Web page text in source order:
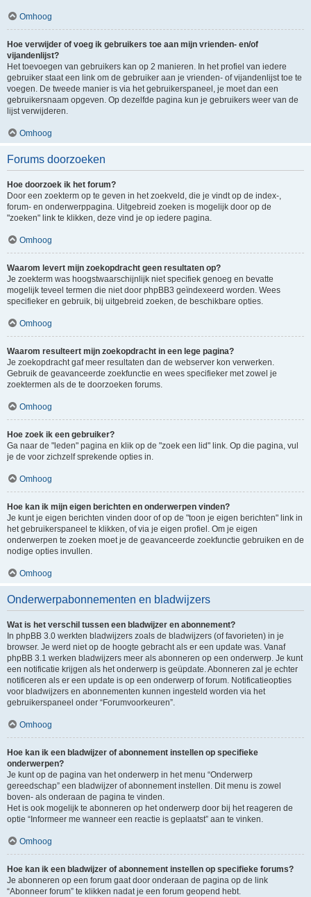
Omhoog
Hoe verwijder of voeg ik gebruikers toe aan mijn vrienden- en/of
vijandenlijst?
Het toevoegen van gebruikers kan op 2 manieren. In het profiel van iedere
gebruiker staat een link om de gebruiker aan je vrienden- of vijandenlijst toe te
voegen. De tweede manier is via het gebruikerspaneel, je moet dan een
gebruikersnaam opgeven. Op dezelfde pagina kun je gebruikers weer van de
lijst verwijderen.
Omhoog
Forums doorzoeken
Hoe doorzoek ik het forum?
Door een zoekterm op te geven in het zoekveld, die je vindt op de index-,
forum- en onderwerppagina. Uitgebreid zoeken is mogelijk door op de
"zoeken" link te klikken, deze vind je op iedere pagina.
Omhoog
Waarom levert mijn zoekopdracht geen resultaten op?
Je zoekterm was hoogstwaarschijnlijk niet specifiek genoeg en bevatte
mogelijk teveel termen die niet door phpBB3 geïndexeerd worden. Wees
specifieker en gebruik, bij uitgebreid zoeken, de beschikbare opties.
Omhoog
Waarom resulteert mijn zoekopdracht in een lege pagina?
Je zoekopdracht gaf meer resultaten dan de webserver kon verwerken.
Gebruik de geavanceerde zoekfunctie en wees specifieker met zowel je
zoektermen als de te doorzoeken forums.
Omhoog
Hoe zoek ik een gebruiker?
Ga naar de "leden" pagina en klik op de "zoek een lid" link. Op die pagina, vul
je de voor zichzelf sprekende opties in.
Omhoog
Hoe kan ik mijn eigen berichten en onderwerpen vinden?
Je kunt je eigen berichten vinden door of op de "toon je eigen berichten" link in
het gebruikerspaneel te klikken, of via je eigen profiel. Om je eigen
onderwerpen te zoeken moet je de geavanceerde zoekfunctie gebruiken en de
nodige opties invullen.
Omhoog
Onderwerpabonnementen en bladwijzers
Wat is het verschil tussen een bladwijzer en abonnement?
In phpBB 3.0 werkten bladwijzers zoals de bladwijzers (of favorieten) in je
browser. Je werd niet op de hoogte gebracht als er een update was. Vanaf
phpBB 3.1 werken bladwijzers meer als abonneren op een onderwerp. Je kunt
een notificatie krijgen als het onderwerp is geüpdate. Abonneren zal je echter
notificeren als er een update is op een onderwerp of forum. Notificatieopties
voor bladwijzers en abonnementen kunnen ingesteld worden via het
gebruikerspaneel onder “Forumvoorkeuren”.
Omhoog
Hoe kan ik een bladwijzer of abonnement instellen op specifieke
onderwerpen?
Je kunt op de pagina van het onderwerp in het menu “Onderwerp
gereedschap” een bladwijzer of abonnement instellen. Dit menu is zowel
boven- als onderaan de pagina te vinden.
Het is ook mogelijk te abonneren op het onderwerp door bij het reageren de
optie “Informeer me wanneer een reactie is geplaatst” aan te vinken.
Omhoog
Hoe kan ik een bladwijzer of abonnement instellen op specifieke forums?
Je abonneren op een forum gaat door onderaan de pagina op de link
“Abonneer forum” te klikken nadat je een forum geopend hebt.